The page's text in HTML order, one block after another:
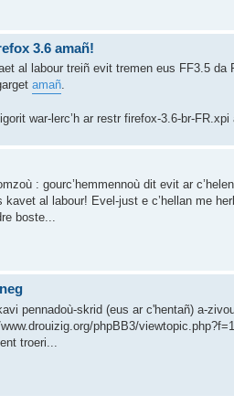
3.6 amañ!
al labour treiñ evit tremen eus FF3.5 da
amañ.
war-lerc’h ar restr firefox-3.6-br-
: gourc’hemmennoù dit evit ar
al labour! Evel-just e c’hellan me
boste...
pennadoù-skrid (eus ar c'hentañ) a-
phpBB3/
troeri...